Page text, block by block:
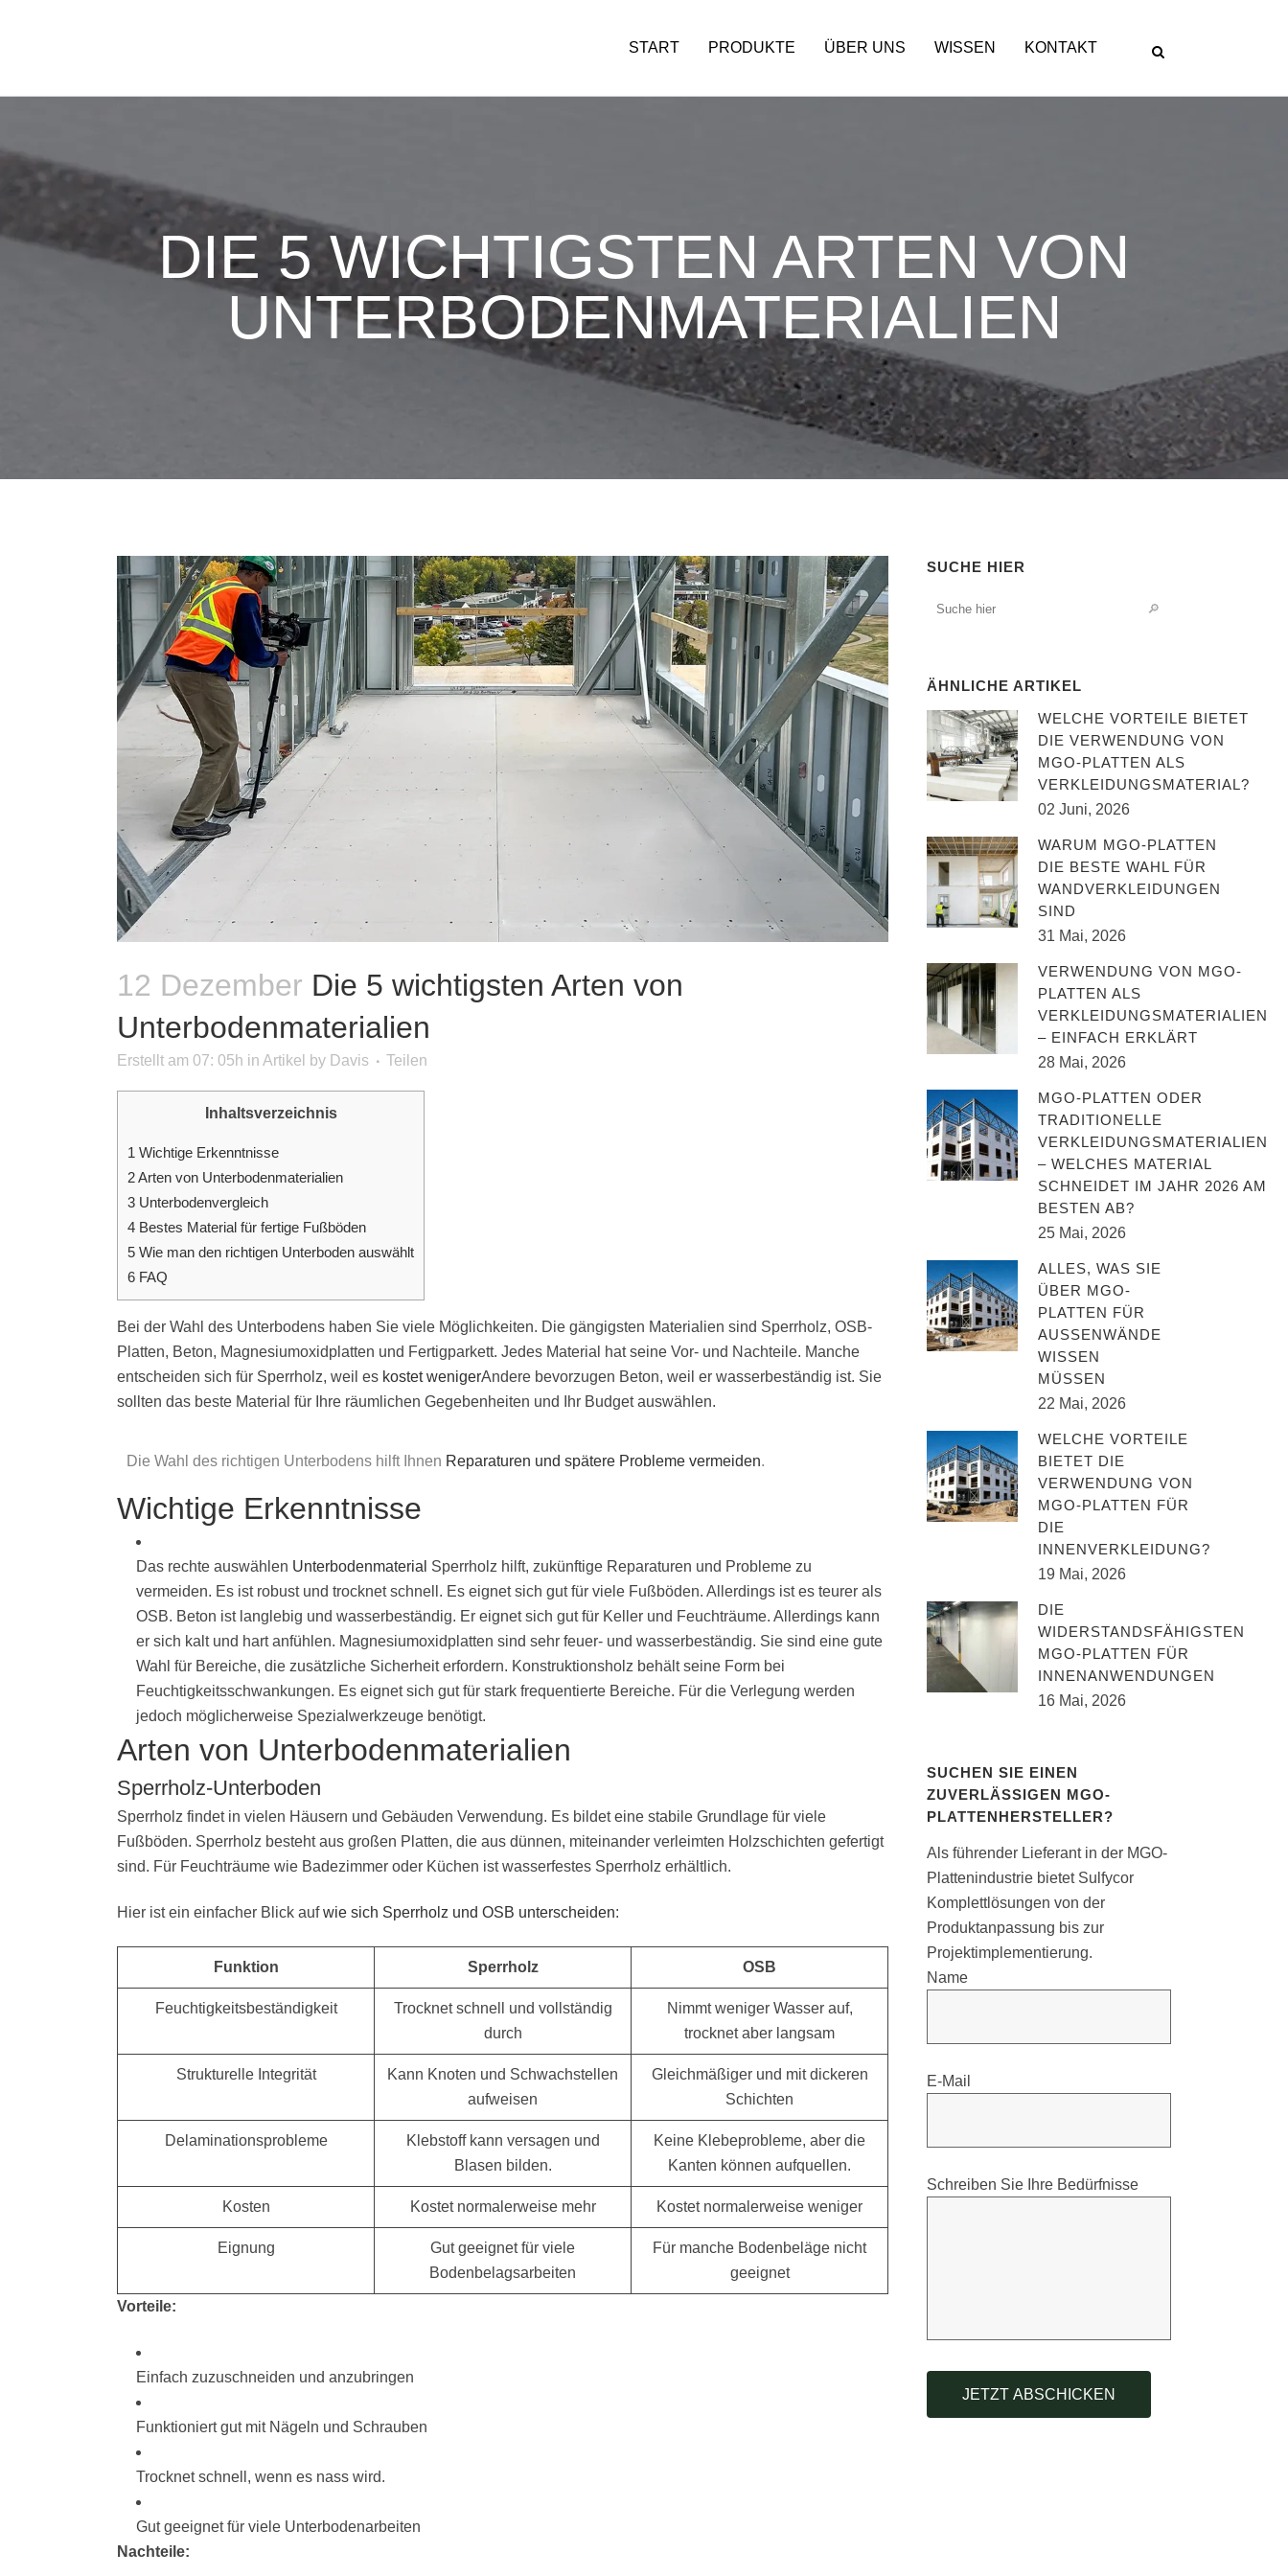
START PRODUKTE ÜBER UNS WISSEN KONTAKT
DIE 5 WICHTIGSTEN ARTEN VON
UNTERBODENMATERIALIEN
12 Dezember Die 5 wichtigsten Arten von
Unterbodenmaterialien
Erstellt am 07: 05h in Artikel by Davis Teilen
Inhaltsverzeichnis
1 Wichtige Erkenntnisse
2Arten von Unterbodenmaterialien
3 Unterbodenvergleich
4 Bestes Material für fertige Fußböden
5 Wie man den richtigen Unterboden auswählt
6 FAQ
Bei der Wahl des Unterbodens haben Sie viele Möglichkeiten. Die gängigsten Materialien sind Sperrholz, OSB-
Platten, Beton, Magnesiumoxidplatten und Fertigparkett. Jedes Material hat seine Vor- und Nachteile. Manche
entscheiden sich für Sperrholz, weil es kostet wenigerAndere bevorzugen Beton, weil er wasserbeständig ist. Sie
sollten das beste Material für Ihre räumlichen Gegebenheiten und Ihr Budget auswählen.
Die Wahl des richtigen Unterbodens hilft Ihnen Reparaturen und spätere Probleme vermeiden.
Wichtige Erkenntnisse
Das rechte auswählen Unterbodenmaterial Sperrholz hilft, zukünftige Reparaturen und Probleme zu
vermeiden. Es ist robust und trocknet schnell. Es eignet sich gut für viele Fußböden. Allerdings ist es teurer als
OSB. Beton ist langlebig und wasserbeständig. Er eignet sich gut für Keller und Feuchträume. Allerdings kann
er sich kalt und hart anfühlen. Magnesiumoxidplatten sind sehr feuer- und wasserbeständig. Sie sind eine gute
Wahl für Bereiche, die zusätzliche Sicherheit erfordern. Konstruktionsholz behält seine Form bei
Feuchtigkeitsschwankungen. Es eignet sich gut für stark frequentierte Bereiche. Für die Verlegung werden
jedoch möglicherweise Spezialwerkzeuge benötigt.
Arten von Unterbodenmaterialien
Sperrholz-Unterboden
Sperrholz findet in vielen Häusern und Gebäuden Verwendung. Es bildet eine stabile Grundlage für viele
Fußböden. Sperrholz besteht aus großen Platten, die aus dünnen, miteinander verleimten Holzschichten gefertigt
sind. Für Feuchträume wie Badezimmer oder Küchen ist wasserfestes Sperrholz erhältlich.
Hier ist ein einfacher Blick aufwie sich Sperrholz und OSB unterscheiden:
Funktion Sperrholz OSB
Feuchtigkeitsbeständigkeit
Trocknet schnell und vollständig
durch
Nimmt weniger Wasser auf,
trocknet aber langsam
Strukturelle Integrität
Kann Knoten und Schwachstellen
aufweisen
Gleichmäßiger und mit dickeren
Schichten
Delaminationsprobleme
Klebstoff kann versagen und
Blasen bilden.
Keine Klebeprobleme, aber die
Kanten können aufquellen.
Kosten Kostet normalerweise mehr Kostet normalerweise weniger
Eignung
Gut geeignet für viele
Bodenbelagsarbeiten
Für manche Bodenbeläge nicht
geeignet
Vorteile:
Einfach zuzuschneiden und anzubringen
Funktioniert gut mit Nägeln und Schrauben
Trocknet schnell, wenn es nass wird.
Gut geeignet für viele Unterbodenarbeiten
Nachteile:
SUCHE HIER
ÄHNLICHE ARTIKEL
WELCHE VORTEILE BIETET
DIE VERWENDUNG VON
MGO-PLATTEN ALS
VERKLEIDUNGSMATERIAL?
02 Juni, 2026
WARUM MGO-PLATTEN
DIE BESTE WAHL FÜR
WANDVERKLEIDUNGEN
SIND
31 Mai, 2026
VERWENDUNG VON MGO-
PLATTEN ALS
VERKLEIDUNGSMATERIALIEN
– EINFACH ERKLÄRT
28 Mai, 2026
MGO-PLATTEN ODER
TRADITIONELLE
VERKLEIDUNGSMATERIALIEN
– WELCHES MATERIAL
SCHNEIDET IM JAHR 2026 AM
BESTEN AB?
25 Mai, 2026
ALLES, WAS SIE
ÜBER MGO-
PLATTEN FÜR
AUSSENWÄNDE W
ISSEN M
ÜSSEN
22 Mai, 2026
WELCHE VORTEILE
BIETET DIE
VERWENDUNG VON
MGO-PLATTEN FÜR
DIE
INNENVERKLEIDUNG?
19 Mai, 2026
DIE
WIDERSTANDSFÄHIGSTEN
MGO-PLATTEN FÜR
INNENANWENDUNGEN
16 Mai, 2026
SUCHEN SIE EINEN
ZUVERLÄSSIGEN MGO-
PLATTENHERSTELLER?
Als führender Lieferant in der MGO-
Plattenindustrie bietet Sulfycor
Komplettlösungen von der
Produktanpassung bis zur
Projektimplementierung.
Name
E-Mail
Schreiben Sie Ihre Bedürfnisse